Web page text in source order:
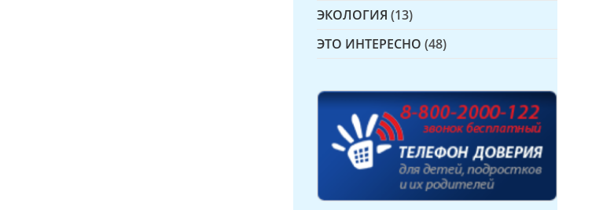
ЭКОЛОГИЯ (13)
ЭТО ИНТЕРЕСНО (48)